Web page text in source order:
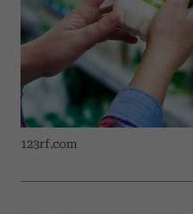
123rf.com